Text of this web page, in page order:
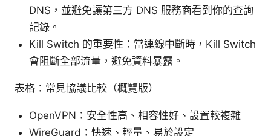
DNS，並避免讓第三方 DNS 服務商看到你的查詢
記錄。
Kill Switch 的重要性：當連線中斷時，Kill Switch
會阻斷全部流量，避免資料暴露。
表格：常見協議比較（概覽版）
OpenVPN：安全性高、相容性好、設置較複雜
WireGuard：快速、輕量、易於設定